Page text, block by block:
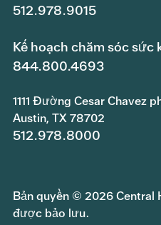
512.978.9015
Kế hoạch chăm sóc sức
844.800.4693
1111 Đường Cesar Chavez
Austin, TX 78702
512.978.8000
Bản quyền © 2026 Central
được bảo lưu.